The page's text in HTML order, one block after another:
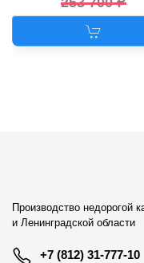
Производство недорогой
и Ленинградской области
+7 (812) 31-777-10